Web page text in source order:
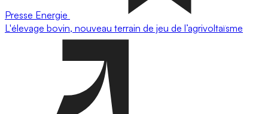
Presse Energie
L'élevage bovin, nouveau terrain de jeu de l’agrivoltaïsme